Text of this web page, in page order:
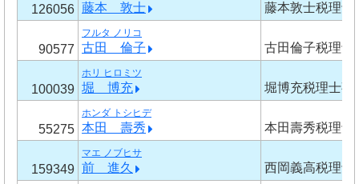
126056 藤本 敦士 藤本敦士税理士
90577
フルタ ノリコ
古田 倫子 古田倫子税理士
100039
ホリ ヒロミツ
堀 博充 堀博充税理士事
55275
ホンダ トシヒデ
本田 壽秀 本田壽秀税理士
159349
マエ ノブヒサ
前 進久 西岡義高税理士